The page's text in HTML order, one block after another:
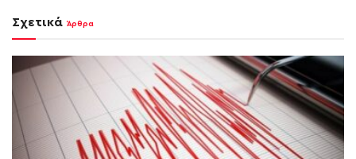
Σχετικά Άρθρα